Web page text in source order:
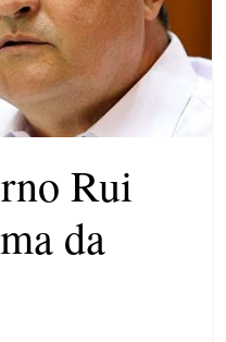
maior que
na mira da
Rui
da